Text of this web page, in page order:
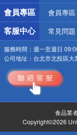
會員專區 會員專區
客服中心 常見問題
服務時間： 週一至週日
公司地址： 台北市北投區
食品業
Copyright©2026